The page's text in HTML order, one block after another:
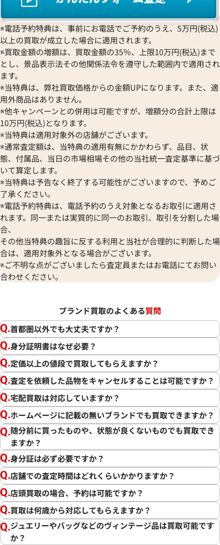
※電話予約特典は、事前にお電話でご予約のうえ、5万円(税込)
以上の買取が成立した場合に適用されます。
※買取金額の増額は、買取金額の35％、上限10万円(税込)まで
とし、景品表示法その他関係法令を遵守した範囲内で適用され
ます。
※当特典は、弊社買取価格からの金額UPになります。また、適
用外商品はありません。
※他キャンペーンとの併用は可能ですが、増額分の合計上限は
10万円(税込)となります。
※当特典は適用対象外の店舗がございます。
※通常査定額は、当特典の適用有無にかかわらず、品目、状
態、付属品、当日の市場相場その他の当社統一査定基準に基づ
いて算定します。
※当特典は予告なく終了する可能性がございますので、予めご
了承ください。
※電話予約特典は、電話予約のうえ対象となるお取引に適用さ
れます。同一または実質的に同一のお取引、取引を分割した場
合、
その他当特典の趣旨に反する利用と当社が合理的に判断した場
合は、適用対象外となる場合がございます。
※ご不明な点がございましたら査定員またはお電話にてお問い
合わせください。
ブランド買取のよくある質問
首都圏以外でも大丈夫ですか？
身分証明書はなぜ必要？
定価以上の値段で買取してもらえますか？
査定を依頼した品物をキャンセルすることは可能ですか？
宅配買取は対応していますか？
ホームページに記載の無いブランドでも買取できますか？
随分前に買ったものや、状態が良くないものでも買取でき
ますか？
身分証は必ず必要ですか？
店舗での査定時間はどれくらいかかりますか？
店頭買取の場合、予約は可能ですか？
買取は何歳から対応してもらえますか？
ジュエリーやバッグなどのヴィンテージ品は買取可能です
か？